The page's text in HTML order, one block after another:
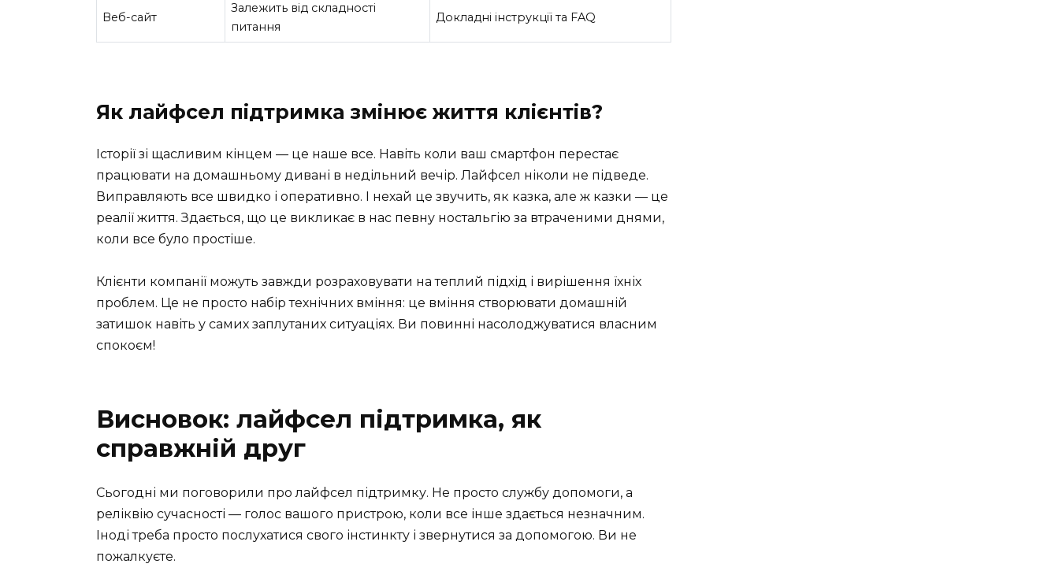
Веб-сайт
Залежить від складності
питання
Докладні інструкції та FAQ
Як лайфсел підтримка змінює життя клієнтів?
Історії зі щасливим кінцем — це наше все. Навіть коли ваш смартфон перестає
працювати на домашньому дивані в недільний вечір. Лайфсел ніколи не підведе.
Виправляють все швидко і оперативно. І нехай це звучить, як казка, але ж казки — це
реалії життя. Здається, що це викликає в нас певну ностальгію за втраченими днями,
коли все було простіше.
Клієнти компанії можуть завжди розраховувати на теплий підхід і вирішення їхніх
проблем. Це не просто набір технічних вміння: це вміння створювати домашній
затишок навіть у самих заплутаних ситуаціях. Ви повинні насолоджуватися власним
спокоєм!
Висновок: лайфсел підтримка, як
справжній друг
Сьогодні ми поговорили про лайфсел підтримку. Не просто службу допомоги, а
реліквію сучасності — голос вашого пристрою, коли все інше здається незначним.
Іноді треба просто послухатися свого інстинкту і звернутися за допомогою. Ви не
пожалкуєте.